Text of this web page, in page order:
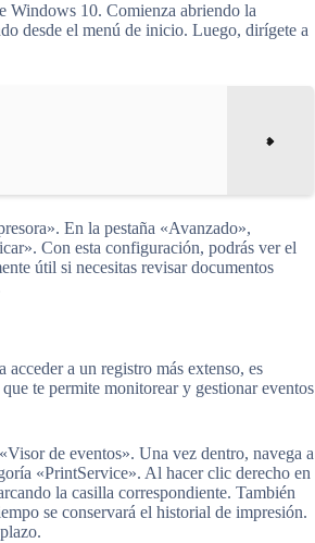
Windows 10. Comienza abriendo la
desde el menú de inicio. Luego, dirígete a
En la pestaña «Avanzado»,
Con esta configuración, podrás ver el
útil si necesitas revisar documentos
a un registro más extenso, es
te permite monitorear y gestionar eventos
de eventos». Una vez dentro, navega a
«PrintService». Al hacer clic derecho en
la casilla correspondiente. También
se conservará el historial de impresión.